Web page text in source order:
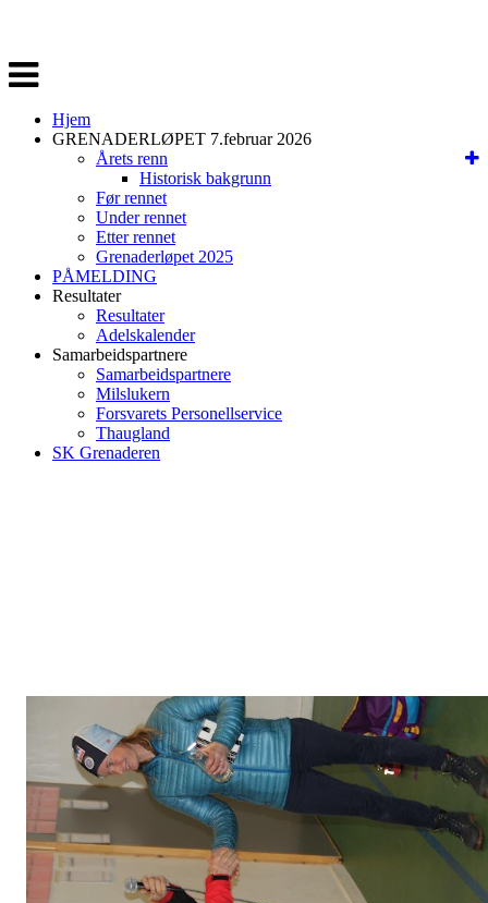
Veksle
navigasjon
Hjem
GRENADERLØPET 7.februar 2026
Årets renn
Historisk bakgrunn
Før rennet
Under rennet
Etter rennet
Grenaderløpet 2025
PÅMELDING
Resultater
Resultater
Adelskalender
Samarbeidspartnere
Samarbeidspartnere
Milslukern
Forsvarets Personellservice
Thaugland
SK Grenaderen